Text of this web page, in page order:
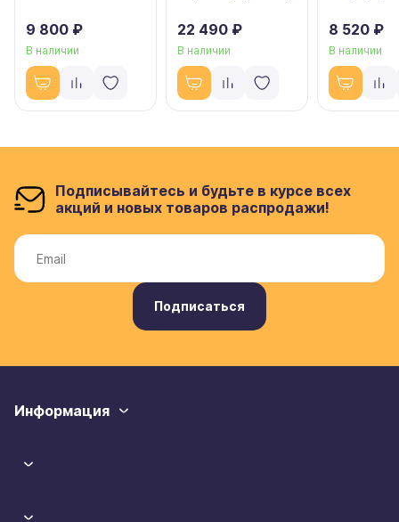
9 800 ₽
В наличии
22 490 ₽
В наличии
8 520 ₽
В наличии
Подписывайтесь и будьте в курсе всех
акций и новых товаров распродажи!
Подписаться
Информация